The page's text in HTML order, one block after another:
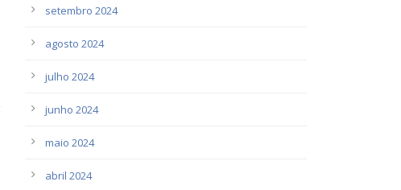
setembro 2024
agosto 2024
julho 2024
junho 2024
maio 2024
abril 2024